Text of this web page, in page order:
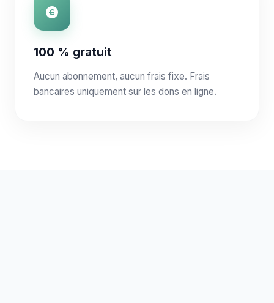
100 % gratuit
Aucun abonnement, aucun frais fixe. Frais
bancaires uniquement sur les dons en ligne.